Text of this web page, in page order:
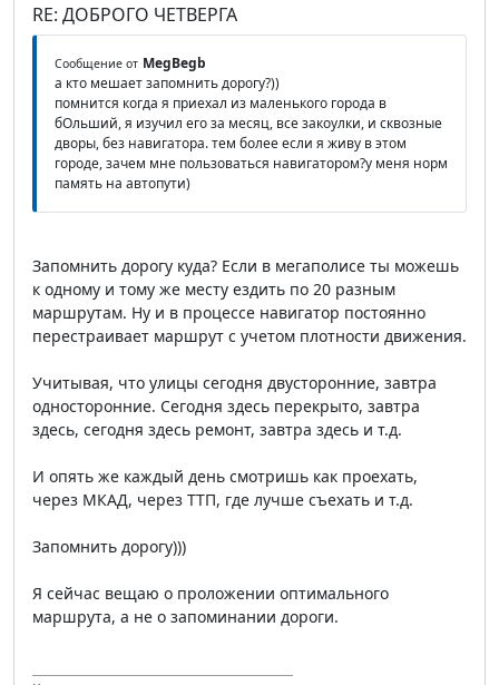
RE: ДОБРОГО ЧЕТВЕРГА
Сообщение от MegBegb
а кто мешает запомнить дорогу?))
помнится когда я приехал из маленького города в
бОльший, я изучил его за месяц, все закоулки, и сквозные
дворы, без навигатора. тем более если я живу в этом
городе, зачем мне пользоваться навигатором?у меня норм
память на автопути)
Запомнить дорогу куда? Если в мегаполисе ты можешь
к одному и тому же месту ездить по 20 разным
маршрутам. Ну и в процессе навигатор постоянно
перестраивает маршрут с учетом плотности движения.
Учитывая, что улицы сегодня двусторонние, завтра
односторонние. Сегодня здесь перекрыто, завтра
здесь, сегодня здесь ремонт, завтра здесь и т.д.
И опять же каждый день смотришь как проехать,
через МКАД, через ТТП, где лучше съехать и т.д.
Запомнить дорогу)))
Я сейчас вещаю о проложении оптимального
маршрута, а не о запоминании дороги.